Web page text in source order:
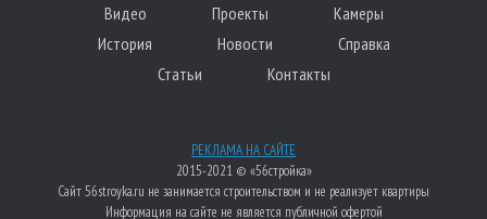
Видео
Проекты
Камеры
История
Новости
Справка
Статьи
Контакты
РЕКЛАМА НА САЙТЕ
2015-2021 © «56стройка»
Сайт 56stroyka.ru не занимается строительством и не реализует квартиры
Информация на сайте не является публичной офертой